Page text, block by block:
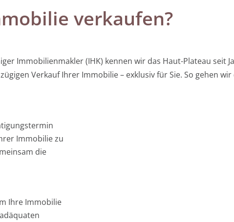
verkaufen?
Immobilienmakler (IHK) kennen wir das Haut-Plateau seit
Verkauf Ihrer Immobilie – exklusiv für Sie. So gehen
Immobilie zu
die
Ihre Immobilie